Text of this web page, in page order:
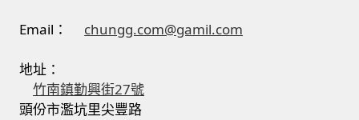
Email： chungg.com@gamil.com
地址：
竹南鎮勤興街27號
頭份市濫坑里尖豐路